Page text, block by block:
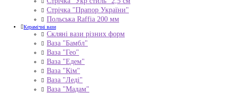
Стрічка "Прапор України"
Польська Raffia 200 мм
Керамічні вази
Скляні вази різних форм
Ваза "Бамбл"
Ваза "Гео"
Ваза "Едем"
Ваза "Кім"
Ваза "Леді"
Ваза "Мадам"